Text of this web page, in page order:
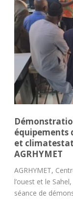
équipements
et
AGRHYMET
AGRHYMET,
l’ouest et le
séance de